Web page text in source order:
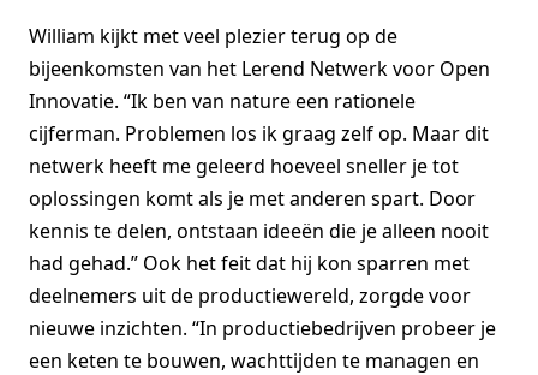
William kijkt met veel plezier terug op de
bijeenkomsten van het Lerend Netwerk voor Open
Innovatie. “Ik ben van nature een rationele
cijferman. Problemen los ik graag zelf op. Maar dit
netwerk heeft me geleerd hoeveel sneller je tot
oplossingen komt als je met anderen spart. Door
kennis te delen, ontstaan ideeën die je alleen nooit
had gehad.” Ook het feit dat hij kon sparren met
deelnemers uit de productiewereld, zorgde voor
nieuwe inzichten. “In productiebedrijven probeer je
een keten te bouwen, wachttijden te managen en